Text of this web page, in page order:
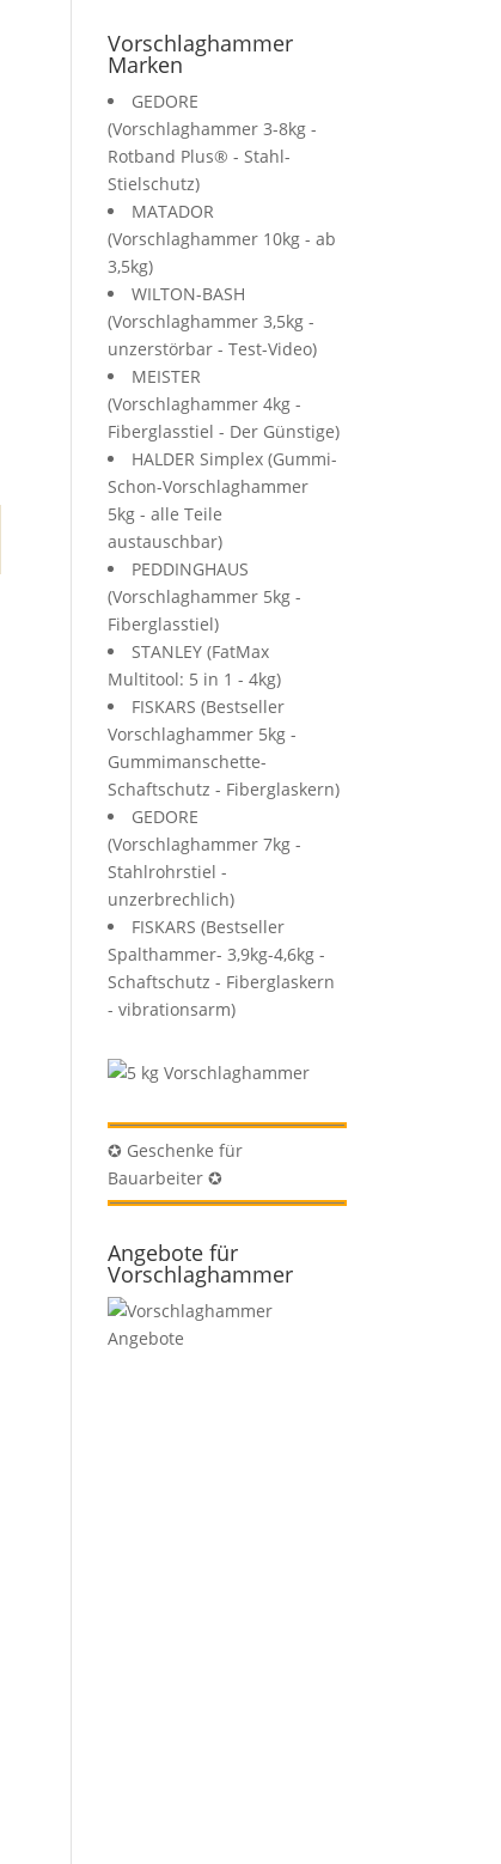
Vorschlaghammer
Marken
GEDORE
(Vorschlaghammer 3-8kg -
Rotband Plus® - Stahl-
Stielschutz)
MATADOR
(Vorschlaghammer 10kg - ab
3,5kg)
WILTON-BASH
(Vorschlaghammer 3,5kg -
unzerstörbar - Test-Video)
MEISTER
(Vorschlaghammer 4kg -
Fiberglasstiel - Der Günstige)
HALDER Simplex (Gummi-
Schon-Vorschlaghammer
5kg - alle Teile
austauschbar)
PEDDINGHAUS
(Vorschlaghammer 5kg -
Fiberglasstiel)
STANLEY (FatMax
Multitool: 5 in 1 - 4kg)
FISKARS (Bestseller
Vorschlaghammer 5kg -
Gummimanschette-
Schaftschutz - Fiberglaskern)
GEDORE
(Vorschlaghammer 7kg -
Stahlrohrstiel -
unzerbrechlich)
FISKARS (Bestseller
Spalthammer- 3,9kg-4,6kg -
Schaftschutz - Fiberglaskern
- vibrationsarm)
✪ Geschenke für
Bauarbeiter ✪
Angebote für
Vorschlaghammer